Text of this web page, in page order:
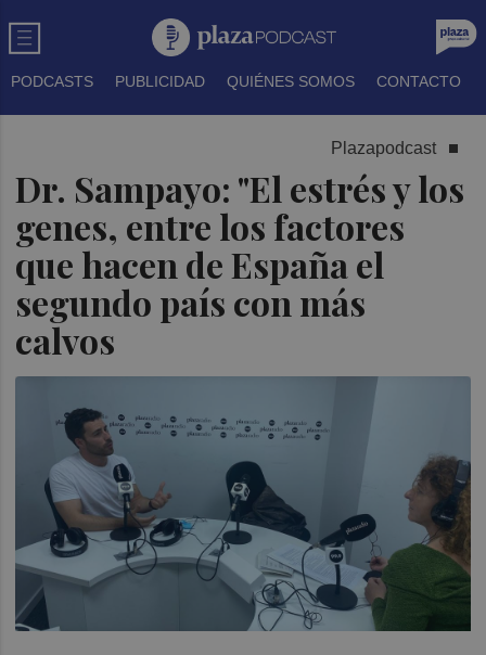
PODCASTS PUBLICIDAD QUIÉNES SOMOS CONTACTO
Plazapodcast
Dr. Sampayo: "El estrés y los
genes, entre los factores
que hacen de España el
segundo país con más
calvos